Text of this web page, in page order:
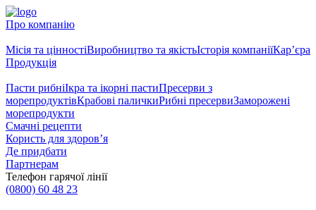
Про компанію
Місія та цінностіВиробництво та якістьІсторія компаніїКар’єра
Продукція
Пасти рибніІкра та ікорні пастиПресерви з
морепродуктівКрабові паличкиРибні пресервиЗаморожені
морепродукти
Смачні рецепти
Користь для здоров’я
Де придбати
Партнерам
Телефон гарячої лінії
(0800) 60 48 23